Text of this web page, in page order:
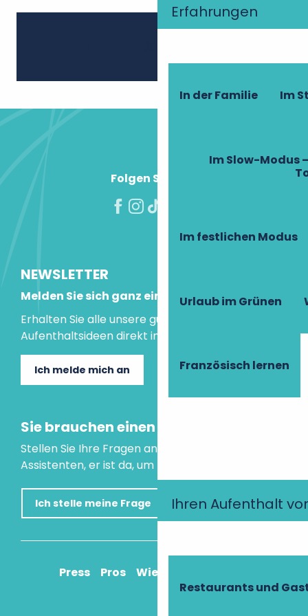
Erfahrungen
In der Familie Im
Im Slow-Modus
Im festlichen Modus
Urlaub im Grünen
Französisch lernen
Ihren Aufenthalt
Restaurants und
Folgen Sie uns!
NEWSLETTER
Melden Sie sich ganz einfach an!
Erhalten Sie alle unsere guten Tipps und
Aufenthaltsideen direkt in Ihre Mailbox.
Ich melde mich an
Sie brauchen einen Rat?
Stellen Sie Ihre Fragen an unseren virtuellen
Assistenten, er ist da, um Ihnen zu helfen.
Ich stelle meine Frage
Press Pros Wie komme ich an?